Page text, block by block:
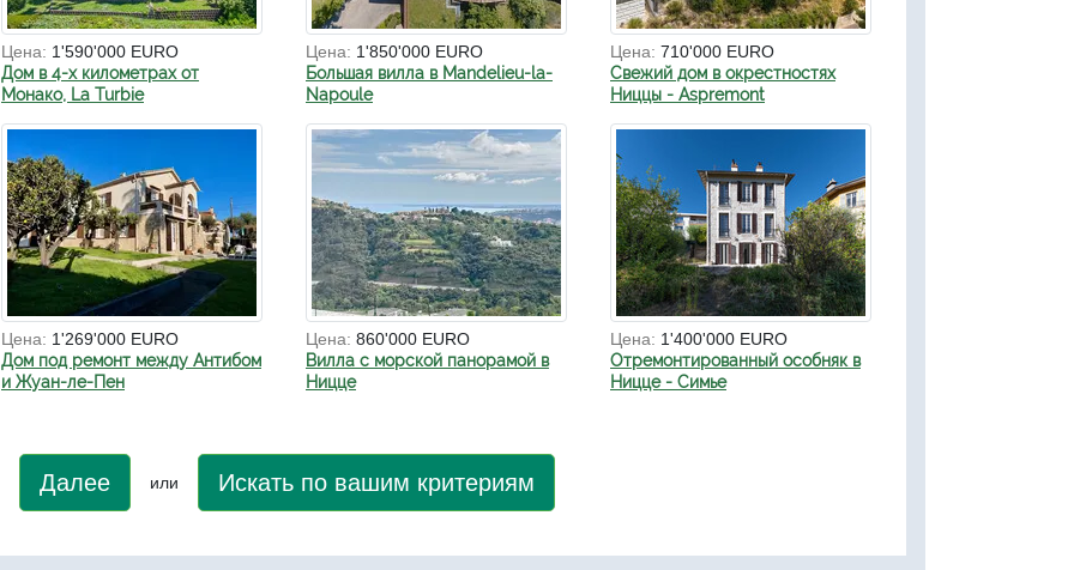
Цена: 1'590'000 EURO
Дом в 4-х километрах от
Монако, La Turbie
Цена: 1'850'000 EURO
Большая вилла в Mandelieu-la-
Napoule
Цена: 710'000 EURO
Свежий дом в окрестностях
Ниццы - Aspremont
Цена: 1'269'000 EURO
Дом под ремонт между Антибом
и Жуан-ле-Пен
Цена: 860'000 EURO
Вилла с морской панорамой в
Ницце
Цена: 1'400'000 EURO
Отремонтированный особняк в
Ницце - Симье
Далее или Искать по вашим критериям